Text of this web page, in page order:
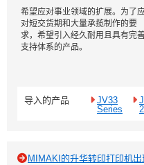
希望应对事业领域的扩展。为了
对短交货期和大量承揽制作的要
求，希望引入经久耐用且具有完
支持体系的产品。
导入的产品
JV33
Series
MIMAKI的升华转印打印机